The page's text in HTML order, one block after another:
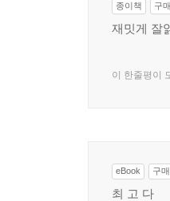
종이책 구매
재밋게 잘
이 한줄평이
eBook 구매
최 고 다